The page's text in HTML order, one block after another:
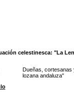
celestinesca: "La
Dueñas, cortesanas
lozana andaluza"